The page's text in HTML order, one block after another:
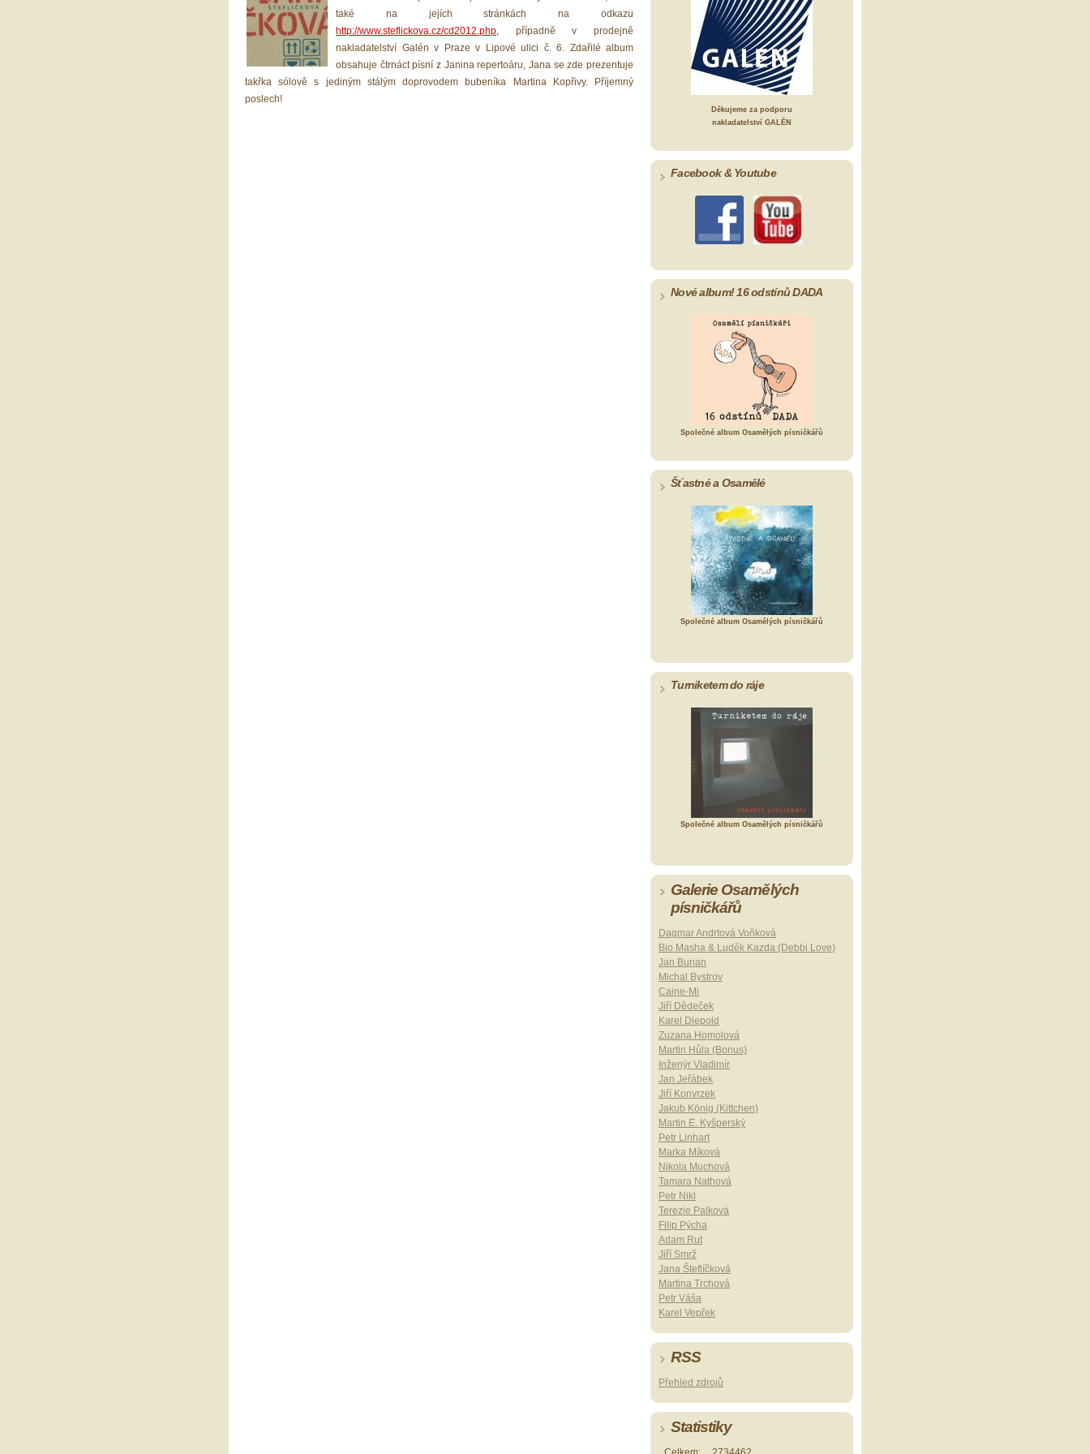
také na jejích stránkách na odkazu
http://www.steflickova.cz/cd2012.php, případně v prodejně
nakladatelství Galén v Praze v Lipové ulici č. 6. Zdařilé album
obsahuje čtrnáct písní z Janina repertoáru, Jana se zde prezentuje
takřka sólově s jediným stálým doprovodem bubeníka Martina Kopřivy. Příjemný
poslech!
Děkujeme za podporu
nakladatelství GALÉN
Facebook & Youtube
Nové album! 16 odstínů DADA
Společné album Osamělých písničkářů
Šťastné a Osamělé
Společné album Osamělých písničkářů
Turniketem do ráje
Společné album Osamělých písničkářů
Galerie Osamělých
písničkářů
Dagmar Andrtová Voňková
Bio Masha & Luděk Kazda (Debbi Love)
Jan Burian
Michal Bystrov
Caine-Mi
Jiří Dědeček
Karel Diepold
Zuzana Homolová
Martin Hůla (Bonus)
Inženýr Vladimír
Jan Jeřábek
Jiří Konvrzek
Jakub König (Kittchen)
Martin E. Kyšperský
Petr Linhart
Marka Míková
Nikola Muchová
Tamara Nathová
Petr Nikl
Terezie Palková
Filip Pýcha
Adam Rut
Jiří Smrž
Jana Šteflíčková
Martina Trchová
Petr Váša
Karel Vepřek
RSS
Přehled zdrojů
Statistiky